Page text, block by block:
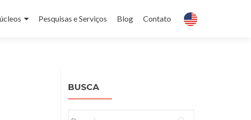
Pesquisas e Serviços Blog Contato
BUSCA